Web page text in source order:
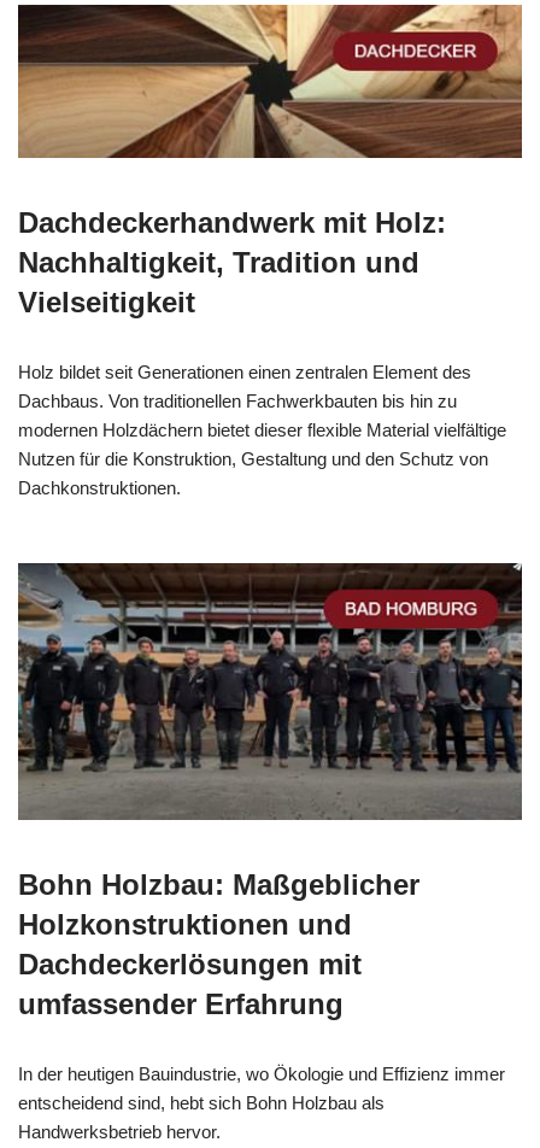
Dachdeckerhandwerk mit Holz:
Nachhaltigkeit, Tradition und
Vielseitigkeit
Holz bildet seit Generationen einen zentralen Element des
Dachbaus. Von traditionellen Fachwerkbauten bis hin zu
modernen Holzdächern bietet dieser flexible Material vielfältige
Nutzen für die Konstruktion, Gestaltung und den Schutz von
Dachkonstruktionen.
Bohn Holzbau: Maßgeblicher
Holzkonstruktionen und
Dachdeckerlösungen mit
umfassender Erfahrung
In der heutigen Bauindustrie, wo Ökologie und Effizienz immer
entscheidend sind, hebt sich Bohn Holzbau als
Handwerksbetrieb hervor.